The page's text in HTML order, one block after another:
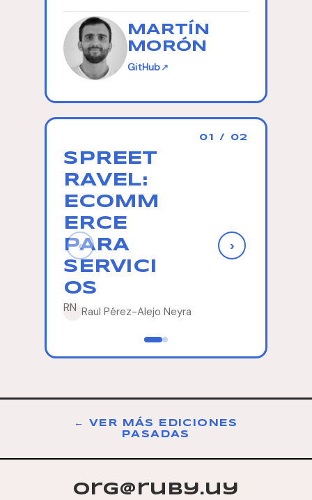
MARTÍN
MORÓN
GitHub↗
01 / 02
SPREET
RAVEL:
ECOMM
ERCE
PARA
SERVICI
OS
RN Raul Pérez-Alejo Neyra
‹ ›
← VER MÁS EDICIONES
PASADAS
org@ruby.uy